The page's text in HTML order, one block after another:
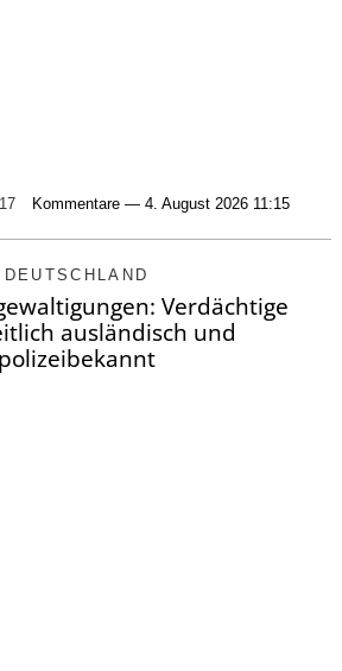
17 Kommentare — 4. August 2026 11:15
DEUTSCHLAND
Verdächtige
ausländisch und
polizeibekannt